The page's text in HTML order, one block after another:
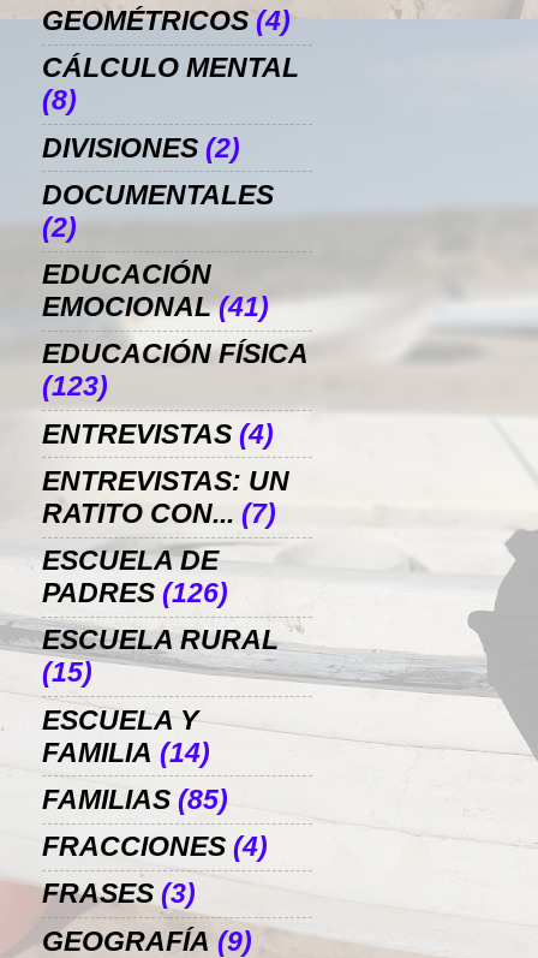
GEOMÉTRICOS (4)
CÁLCULO MENTAL
(8)
DIVISIONES (2)
DOCUMENTALES
(2)
EDUCACIÓN
EMOCIONAL (41)
EDUCACIÓN FÍSICA
(123)
ENTREVISTAS (4)
ENTREVISTAS: UN
RATITO CON... (7)
ESCUELA DE
PADRES (126)
ESCUELA RURAL
(15)
ESCUELA Y
FAMILIA (14)
FAMILIAS (85)
FRACCIONES (4)
FRASES (3)
GEOGRAFÍA (9)